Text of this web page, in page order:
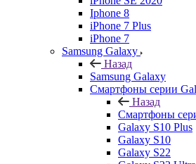
Iphone 8
iPhone 7 Plus
iPhone 7
Samsung Galaxy
Назад
Samsung Galaxy
Смартфоны серии
Назад
Смартфоны
Galaxy S10 Plus
Galaxy S10
Galaxy S22